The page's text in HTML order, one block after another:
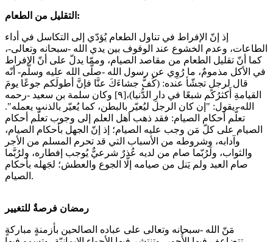
التقليل من الطعام:
إذ إنّ الإفراط في تناول الطعام يُؤدّي إلى التكاسل في أداء
الطاعات، وعدم الخشوع عند الوقوف بين يدي الله -سبحانه وتعالى-،
كما أنّ تقليل الطعام من مقاصد الصيام، وممّا يدلّ على أنّ الإفراط
في الأكل مذمومٌ، ما رُوِي عن رسول الله -صلّى الله عليه وسلّم- أنّه
قال لرجلٍ تجشّأ عنده: (كُفَّ جشاءَكَ عنَّا فإنَّ أطولَكم جوعًا يومَ
القيامةِ أَكثرُكم شبعًا في دارِ الدُّنيا)،[٩] وكان سلمة بن سعيد -رحمه
الله- يقول: "إن كان الرجل ليُعيّر بالبطن، كما يُعيّر بالذنب يعمله".
تعلُّم أحكام الصيام: فقد ذهب أهل العلم إلى وجوب تعلُّم أحكام
الصيام على كلّ مَن وجب عليه الصيام؛ إذ إنّ الجهل بأحكام الصيام،
وآدابه، وشروطه من الأسباب التي قد تحرم المسلم من الأجر
والثواب، ولَرُبّما صام من لديه عُذرٌ شرعيٌّ يُوجب إفطاره، ولرُبَّما
صام العبد ولم يَنل من صيامه إلّا الجوع والعطش؛ لجَهله بأحكام
الصيام.
رمضان فرصةٌ للتغيير
مَنّ الله -سبحانه وتعالى على عباده الصالحين بأزمنةٍ مباركةٍ